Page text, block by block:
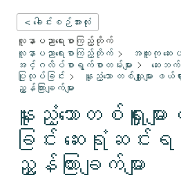
< ခေါင်းစဉ်အားလုံး
လူနာပညာရေးစာကြည့်တိုက်
လူနာပညာရေးစာကြည့်တိုက်
အထူးကု ဆေ
အင်္ဂလိပ်စာရွက်စာတမ်းများ
ဆေးဘ
ပြုလုပ်ခြင်း
နူးညံ့သော တစ်သျှူးများ ဖ
ညွှန်ကြားချက်များ
နူးညံ့သောတစ်ရှူးမျာ
ခြင်း ဆေးရုံဆင်း
ညွှန်ကြားချက်များ